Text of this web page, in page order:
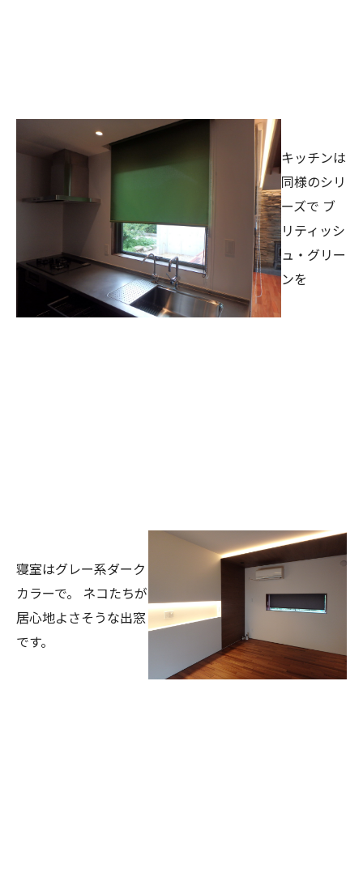
キッチンは
同様のシリ
ーズで ブ
リティッシ
ュ・グリー
ンを
寝室はグレー系ダーク
カラーで。
ネコたちが
居心地よさそうな出窓
です。